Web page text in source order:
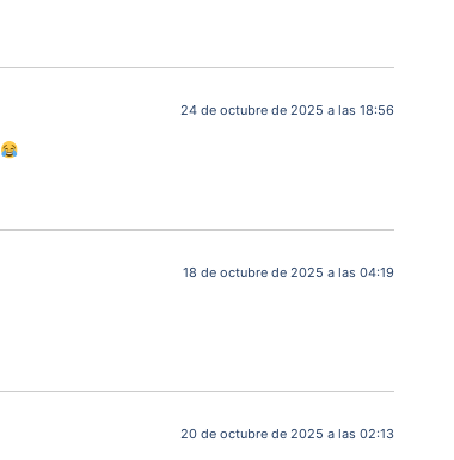
24 de octubre de 2025 a las 18:56
18 de octubre de 2025 a las 04:19
20 de octubre de 2025 a las 02:13